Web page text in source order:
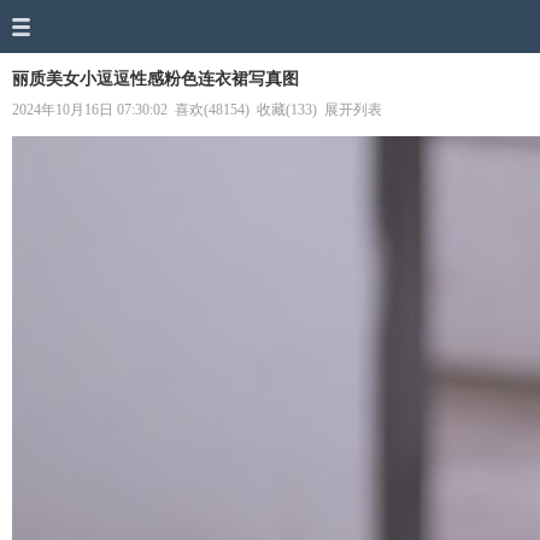
丽质美女小逗逗性感粉色连衣裙写真图
2024年10月16日 07:30:02 喜欢(48154) 收藏(133) 展开列表